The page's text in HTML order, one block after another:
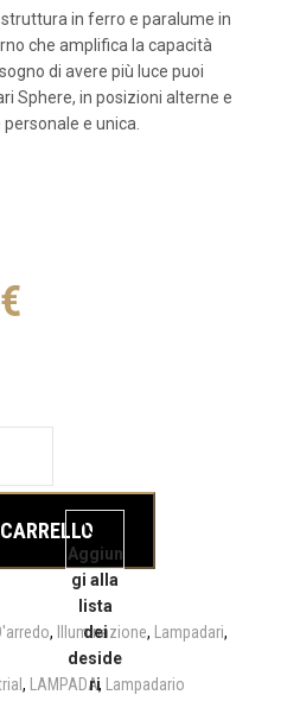
struttura in ferro e paralume in
che amplifica la capacità
di avere più luce puoi
Sphere, in posizioni alterne e
e unica.
€
attuale
è:
99,00€.
Aggiun
gi alla
lista
dei
deside
ri
, Illuminazione, Lampadari,
, LAMPADA, Lampadario